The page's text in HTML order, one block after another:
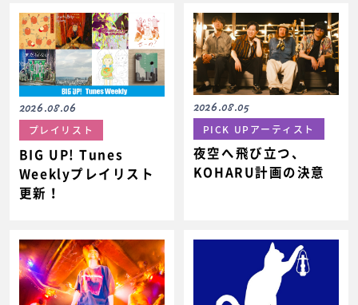
2026.08.06
プレイリスト
BIG UP! Tunes
Weeklyプレイリスト
更新！
2026.08.05
PICK UPアーティスト
夜空へ飛び立つ、
KOHARU計画の決意